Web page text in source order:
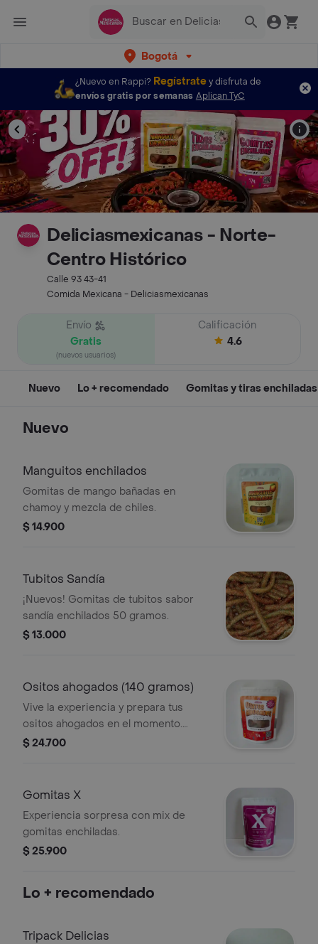
Bogotá
¿Nuevo en Rappi? Regístratey disfruta de
envíos gratis por semanas Aplican TyC
Deliciasmexicanas - Norte-
Centro Histórico
Calle 93 43-41
Comida Mexicana - Deliciasmexicanas
Envío
Gratis
(nuevos usuarios)
Calificación
4.6
Nuevo Lo + recomendado Gomitas y tiras enchiladas
Nuevo
Manguitos enchilados
Gomitas de mango bañadas en
chamoy y mezcla de chiles.
$ 14.900
Tubitos Sandía
¡Nuevos! Gomitas de tubitos sabor
sandía enchilados 50 gramos.
$ 13.000
Ositos ahogados (140 gramos)
Vive la experiencia y prepara tus
ositos ahogados en el momento.
Gomitas de ositos y salsa chamoy
$ 24.700
Gomitas X
Experiencia sorpresa con mix de
gomitas enchiladas.
$ 25.900
Lo + recomendado
Tripack Delicias